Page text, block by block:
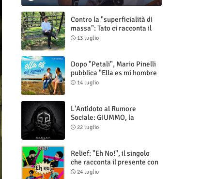
Contro la "superficialità di
massa": Tato ci racconta il
nuovo singolo "Vuoti digitali"
13 luglio
Dopo "Petali", Mario Pinelli
pubblica "Ella es mi hombre
(Il mio uomo è lei)"
14 luglio
L'Antidoto al Rumore
Sociale: GIUMMO, la
Maschera e la Cruda Verità
22 luglio
Relief: "Eh No!", il singolo
che racconta il presente con
ironia e autenticità
24 luglio